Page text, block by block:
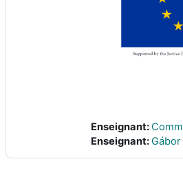
Enseignant:
Enseignant: